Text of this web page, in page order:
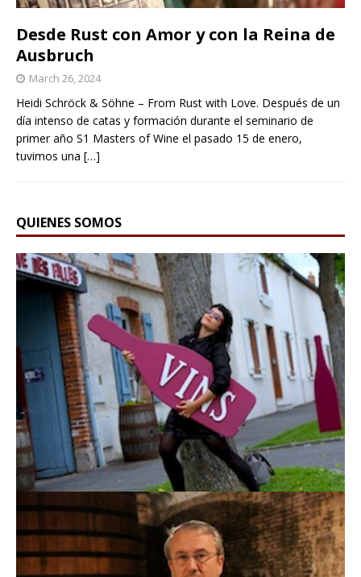
Desde Rust con Amor y con la Reina de
Ausbruch
March 26, 2024
Heidi Schröck & Söhne – From Rust with Love. Después de un
día intenso de catas y formación durante el seminario de
primer año S1 Masters of Wine el pasado 15 de enero,
tuvimos una […]
QUIENES SOMOS